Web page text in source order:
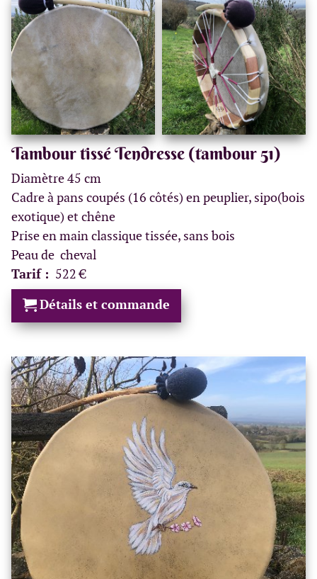
Tambour tissé Tendresse (tambour 51)
Diamètre 45 cm
Cadre à pans coupés (16 côtés) en peuplier, sipo(bois
exotique) et chêne
Prise en main classique tissée, sans bois
Peau de cheval
Tarif : 522 €
Détails et commande